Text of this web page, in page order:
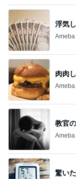
浮気
Ameba
肉肉
Ameba
教官
Ameba
驚い